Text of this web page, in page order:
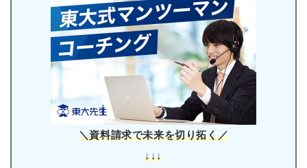
＼資料請求で未来を切り拓く／
↓↓↓